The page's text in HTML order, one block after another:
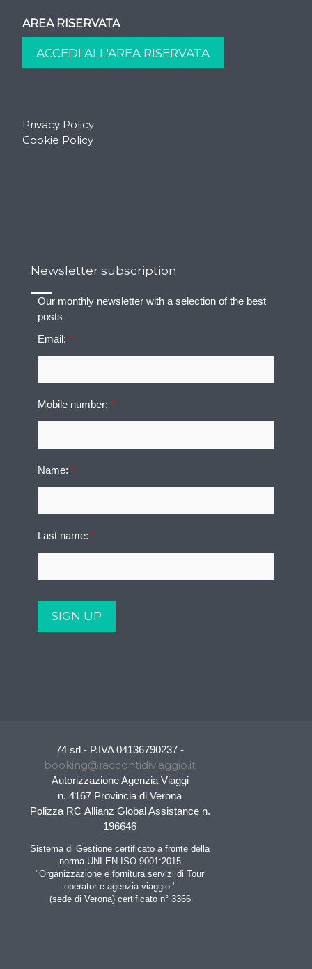
AREA RISERVATA
Privacy Policy
Cookie Policy
Newsletter subscription
Our monthly newsletter with a selection of the best
posts
Email:*
Mobile number:*
Name:*
Last name:*
74 srl - P.IVA 04136790237 -
booking@raccontidiviaggio.it
Autorizzazione Agenzia Viaggi
n. 4167 Provincia di Verona
Polizza RC Allianz Global Assistance n.
196646
Sistema di Gestione certificato a fronte della
norma UNI EN ISO 9001:2015
"Organizzazione e fornitura servizi di Tour
operator e agenzia viaggio."
(sede di Verona) certificato n° 3366